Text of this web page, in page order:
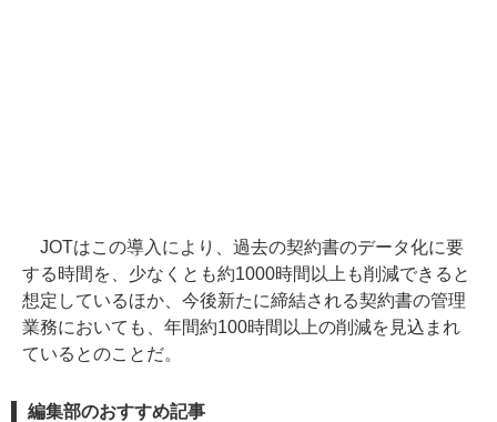
JOTはこの導入により、過去の契約書のデータ化に要
する時間を、少なくとも約1000時間以上も削減できると
想定しているほか、今後新たに締結される契約書の管理
業務においても、年間約100時間以上の削減を見込まれ
ているとのことだ。
編集部のおすすめ記事